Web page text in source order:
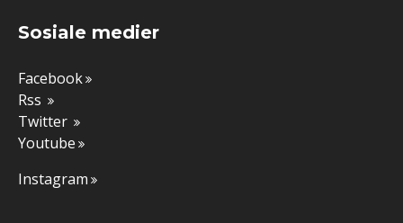
Sosiale medier
Facebook
Rss
Twitter
Youtube
Instagram